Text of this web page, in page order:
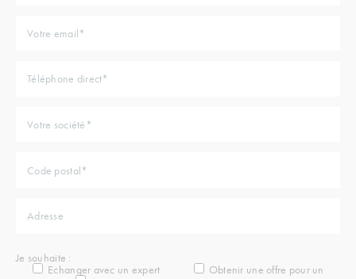
Je souhaite :
Echanger avec un expert
Obtenir une offre pour un